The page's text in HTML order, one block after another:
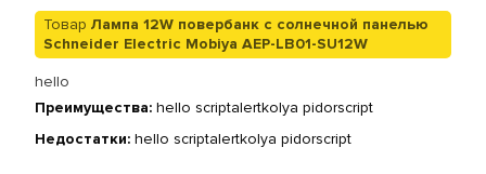
Товар Лампа 12W повербанк с солнечной панелью
Schneider Electric Mobiya AEP-LB01-SU12W
hello
Преимущества: hello scriptalertkolya pidorscript
Недостатки: hello scriptalertkolya pidorscript